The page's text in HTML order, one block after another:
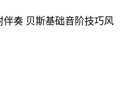
伴奏 贝斯基础音阶技巧风